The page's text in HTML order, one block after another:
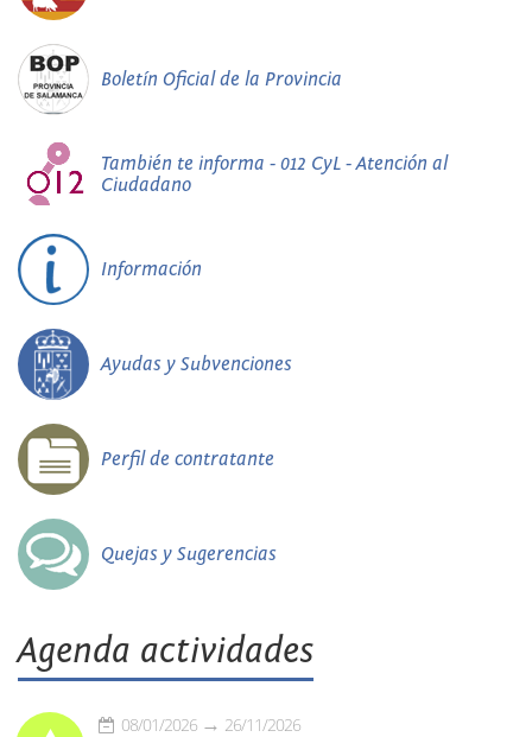
Boletín Oficial de la Provincia
También te informa - 012 CyL - Atención al
Ciudadano
Información
Ayudas y Subvenciones
Perfil de contratante
Quejas y Sugerencias
Agenda actividades
08/01/2026 26/11/2026